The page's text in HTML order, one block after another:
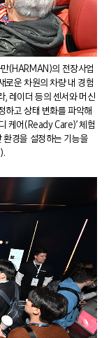
(HARMAN)의 전장사업
로운 차원의 차량 내 경험
레이더 등의 센서와 머신
하고 상태 변화를 파악해
케어(Ready Care)’ 체험
환경을 설정하는 기능을